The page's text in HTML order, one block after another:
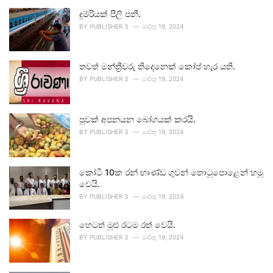
දුම්රියක් පීලි පනී.
BY PUBLISHER 3 මාර්තු 19, 2024
තවත් මන්ත්‍රීවරු තිදෙනෙක් කෝප් හැර යති.
BY PUBLISHER 3 මාර්තු 19, 2024
පුවක් අපනයන බෝගයක් කරයි.
BY PUBLISHER 3 මාර්තු 19, 2024
කෝටි 10ක රන් භාණ්ඩ ගුවන් තොටුපොළෙන් හමු
වෙයි.
BY PUBLISHER 3 මාර්තු 19, 2024
හෙටත් මුළු රටම රත් වෙයි.
BY PUBLISHER 3 මාර්තු 19, 2024